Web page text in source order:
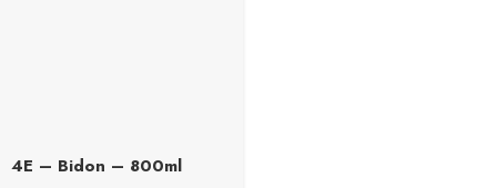
4E – Bidon – 800ml